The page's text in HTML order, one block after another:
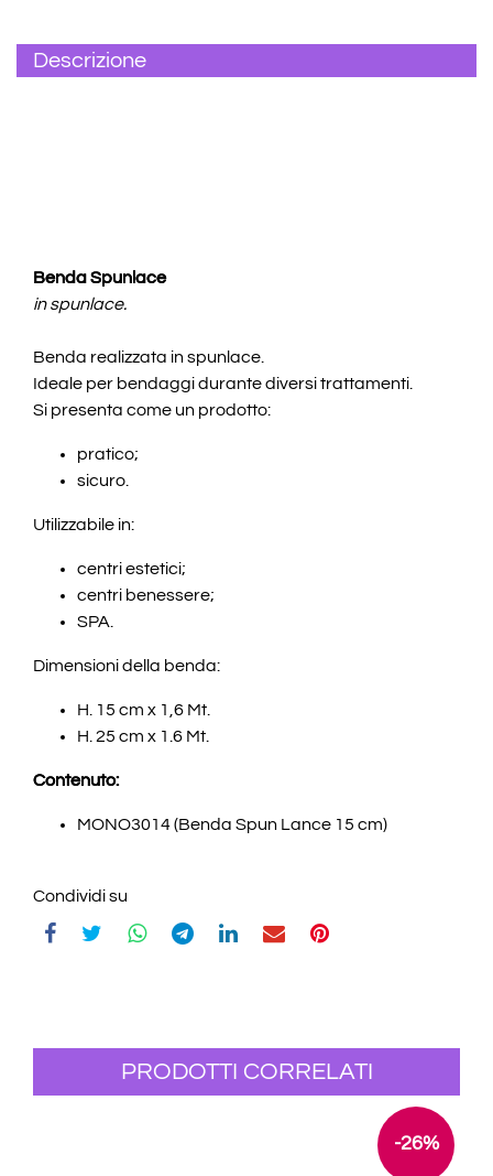
Descrizione
Benda Spunlace
in spunlace.
Benda realizzata in spunlace.
Ideale per bendaggi durante diversi trattamenti.
Si presenta come un prodotto:
pratico;
sicuro.
Utilizzabile in:
centri estetici;
centri benessere;
SPA.
Dimensioni della benda:
H. 15 cm x 1,6 Mt.
H. 25 cm x 1.6 Mt.
Contenuto:
MONO3014 (Benda Spun Lance 15 cm)
Condividi su
PRODOTTI CORRELATI
-26%